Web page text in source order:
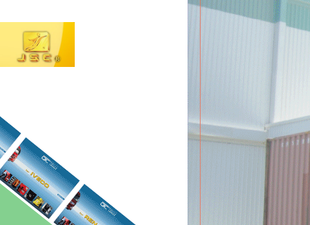
於1990年致力於日系卡車
本地卡車OEM事業。
於2003年投入歐系卡車
除生產本公司JSC品牌歐
峻祥汽車工業股份有限公